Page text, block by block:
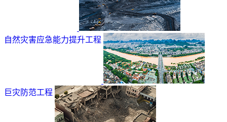
自然灾害应急能力提升工程
巨灾防范工程